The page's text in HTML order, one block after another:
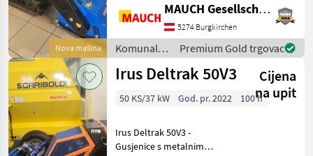
Komunalna
Oprema I
Vozila
Kosilice
Nagibe
ODABERITE
KATEGORIJU
Nova mašina
plivajuće podešavanje
položaja - Hidraulično
proširenje traga
Komunalna oprema i vozila
Kosili
MAUCH Gesellschaft m.b.H. & Co.KG
5274 Burgkirchen
Komunalna
oprema i
vozila / Irus
Premium Gold trgovac
Irus Deltrak 50V3
Cijena
na upit
50 KS/37 kW God. pr. 2022 100 h
Irus Deltrak 50V3 -
Gusjenice s metalnim